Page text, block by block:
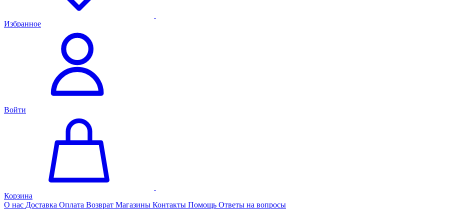
Избранное
Войти
Корзина
О нас Доставка Оплата Возврат Магазины Контакты Помощь Ответы на вопросы